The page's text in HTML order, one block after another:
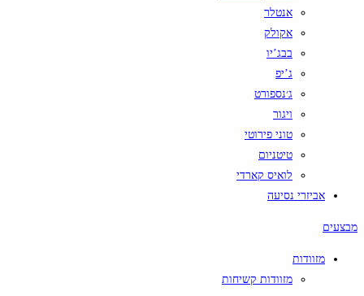
אנטלר
אקולק
בבג’יו
ג’יפ
ג׳נספורט
ויגור
טוני פירוטי
טיטניום
לואיס קארדי
אביזרי נסיעה
מבצעים
מזוודות
מזוודות קשיחות